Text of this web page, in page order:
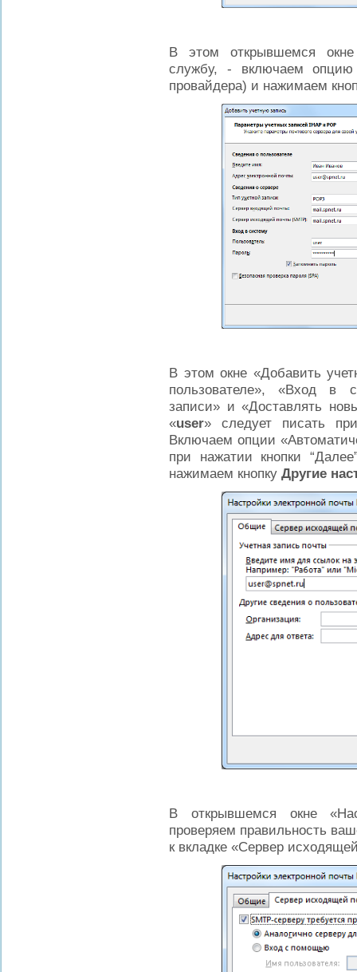
В этом открывшемся
службу, - включаем
провайдера) и нажимаем
В этом окне «Добавить
пользователе», «Вход в
записи» и «Доставлять
«user» следует писать
Включаем опции
при нажатии кнопки
нажимаем кнопку Другие
В открывшемся окне
проверяем правильность
к вкладке «Сервер